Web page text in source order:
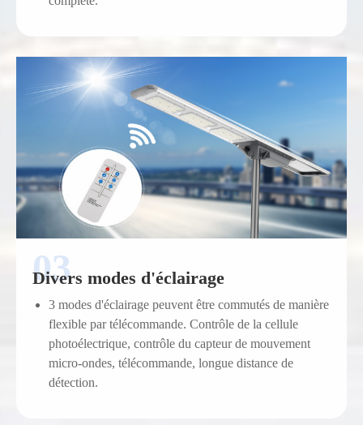
Divers modes d'éclairage
3 modes d'éclairage peuvent être commutés de manière
flexible par télécommande. Contrôle de la cellule
photoélectrique, contrôle du capteur de mouvement
micro-ondes, télécommande, longue distance de
détection.